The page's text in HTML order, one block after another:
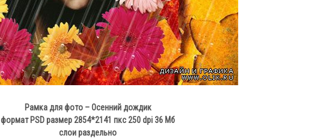
Рамка для фото – Осенний дождик
формат PSD размер 2854*2141 пкс 250 dpi 36 Мб
слои раздельно